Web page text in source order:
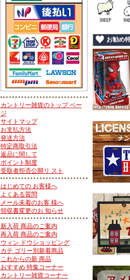
カントリー雑貨のトップ ペー
ジ
サイトマップ
お支払方法
発送方法
特定商取引法
返品に関して
ポイント制度
受取者拒否公開リ スト
はじめての お客様へ
よくある質問
メール未着のお客 様へ
領収書変更のお 知らせ
新入荷 商品のご案内
再入荷 商品のご案内
ウィン ドウショッピング
カテ ゴリー別新着商品
これからの新 商品
おすすめ 特集コーナー
カントリー雑貨コーナー
お勧め